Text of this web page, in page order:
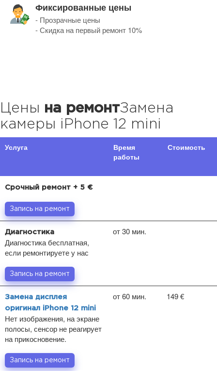
Фиксированные цены
- Прозрачные цены
- Скидка на первый ремонт 10%
Цены на ремонтЗамена
камеры iPhone 12 mini
Услуга
Время
работы
Стоимость
Срочный ремонт + 5 €
Запись на ремонт
Диагностика
Диагностика бесплатная,
если ремонтируете у нас
от 30 мин.
Запись на ремонт
Замена дисплея
оригинал iPhone 12 mini
Нет изображения, на экране
полосы, сенсор не реагирует
на прикосновение.
от 60 мин. 149 €
Запись на ремонт